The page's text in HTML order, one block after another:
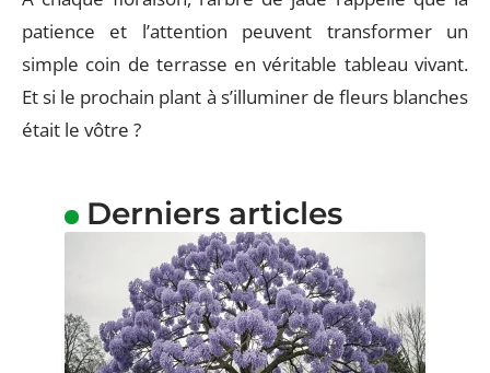
patience et l’attention peuvent transformer un
simple coin de terrasse en véritable tableau vivant.
Et si le prochain plant à s’illuminer de fleurs blanches
était le vôtre ?
Derniers articles